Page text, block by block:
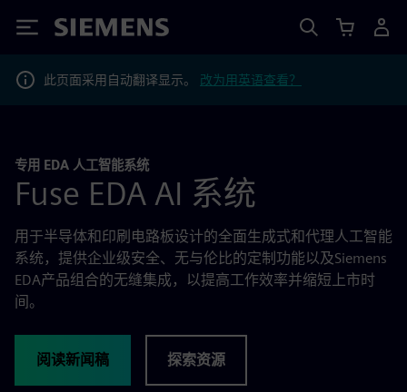
Siemens
此页面采用自动翻译显示。 改为用英语查看？
专用 EDA 人工智能系统
Fuse EDA AI 系统
用于半导体和印刷电路板设计的全面生成式和代理人工智能
系统，提供企业级安全、无与伦比的定制功能以及Siemens
EDA产品组合的无缝集成，以提高工作效率并缩短上市时
间。
阅读新闻稿 探索资源